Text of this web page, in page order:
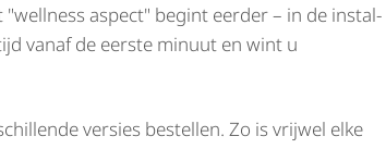
aspect" begint eerder – in de instal­
vanaf de eerste minuut en wint u
versies bestellen. Zo is vrijwel elke